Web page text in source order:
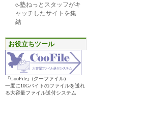
e-塾ねっとスタッフがキ
ャッチしたサイトを集
結
お役立ちツール
『CooFile』(クーファイル)
一度に10Gバイトのファイルを送れ
る大容量ファイル送付システム